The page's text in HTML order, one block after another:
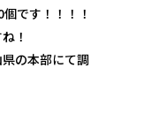
です！！！！
！
の本部にて調